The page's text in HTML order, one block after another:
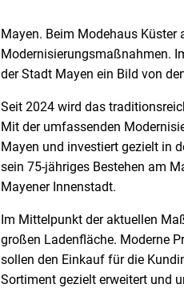
Mayen. Beim Modehaus
Modernisierungsmaßnahmen.
der Stadt Mayen ein Bild von
Seit 2024 wird das
Mit der umfassenden
Mayen und investiert gezielt in
sein 75-jähriges Bestehen am
Mayener Innenstadt.
Im Mittelpunkt der aktuellen
großen Ladenfläche. Moderne
sollen den Einkauf für die
Sortiment gezielt erweitert und